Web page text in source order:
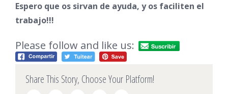
Espero que os sirvan de ayuda, y os faciliten el
trabajo!!!
Please follow and like us:
Share This Story, Choose Your Platform!